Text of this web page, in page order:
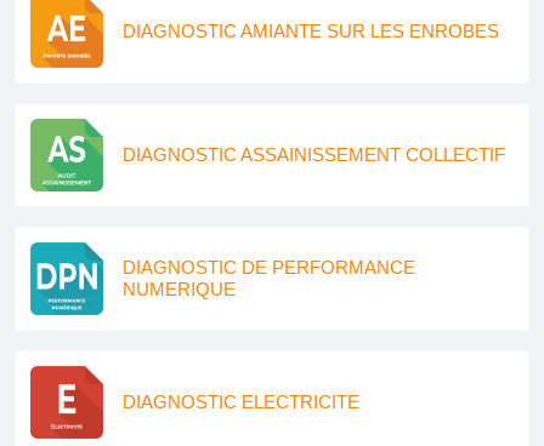
DIAGNOSTIC AMIANTE SUR LES ENROBES
DIAGNOSTIC ASSAINISSEMENT COLLECTIF
DIAGNOSTIC DE PERFORMANCE
NUMERIQUE
DIAGNOSTIC ELECTRICITE